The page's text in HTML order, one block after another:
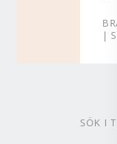
|
SÖK I